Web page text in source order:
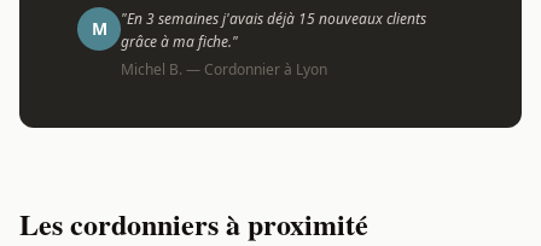
M
"En 3 semaines j'avais déjà 15 nouveaux clients
grâce à ma fiche."
Michel B. — Cordonnier à Lyon
Les cordonniers à proximité